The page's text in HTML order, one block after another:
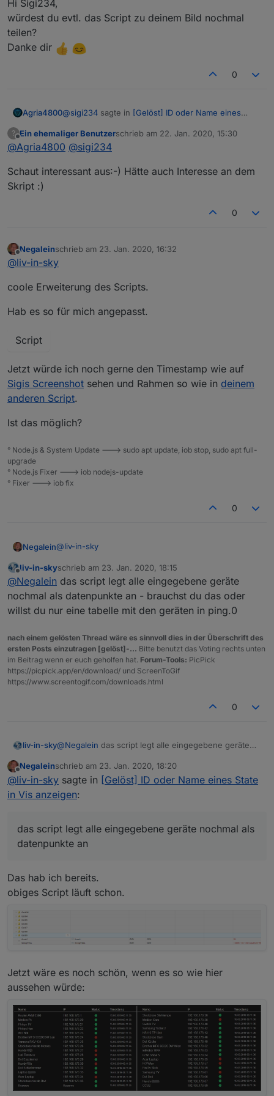
Hi Sigi234,
würdest du evtl. das Script zu deinem Bild nochmal
teilen?
Danke dir
0
Agria4800@sigi234 sagte in [Gelöst] ID oder Name eines
@liv-in-sky
Danke, cooles Skript..............
Hi Sigi234,
würdest du evtl. das Script zu deinem Bild nochmal
?
Offline
Ein ehemaliger Benutzerschrieb am 22. Jan. 2020, 15:30
zuletzt editiert von
@Agria4800 @sigi234
Schaut interessant aus:-) Hätte auch Interesse an dem
Skript :)
0
Offline
Negaleinschrieb am 23. Jan. 2020, 16:32
zuletzt editiert von
@liv-in-sky
coole Erweiterung des Scripts.
Hab es so für mich angepasst.
Script
Jetzt würde ich noch gerne den Timestamp wie auf
Sigis Screenshot sehen und Rahmen so wie in deinem
anderen Script.
Ist das möglich?
° Node.js & System Update ---> sudo apt update, iob stop, sudo apt full-
upgrade
° Node.js Fixer ---> iob nodejs-update
° Fixer ---> iob fix
0
Negalein@liv-in-sky
coole Erweiterung des Scripts.
Hab es so für mich angepasst.
Script
Jetzt würde ich noch gerne den Timestamp wie auf
Sigis Screenshot sehen und Rahmen so wie in
deinem anderen Script.
Ist das möglich?
Offline
liv-in-skyschrieb am 23. Jan. 2020, 18:15
zuletzt editiert von
@Negalein das script legt alle eingegebene geräte
nochmal als datenpunkte an - brauchst du das oder
willst du nur eine tabelle mit den geräten in ping.0
nach einem gelösten Thread wäre es sinnvoll dies in der Überschrift des
ersten Posts einzutragen [gelöst]-... Bitte benutzt das Voting rechts unten
im Beitrag wenn er euch geholfen hat. Forum-Tools: PicPick
https://picpick.app/en/download/ und ScreenToGif
https://www.screentogif.com/downloads.html
0
liv-in-sky@Negalein das script legt alle eingegebene geräte
willst du nur eine tabelle mit den geräten in ping.0
Offline
Negaleinschrieb am 23. Jan. 2020, 18:20
zuletzt editiert von
@liv-in-sky sagte in [Gelöst] ID oder Name eines State
in Vis anzeigen:
das script legt alle eingegebene geräte nochmal als
datenpunkte an
Das hab ich bereits.
obiges Script läuft schon.
Jetzt wäre es noch schön, wenn es so wie hier
aussehen würde: